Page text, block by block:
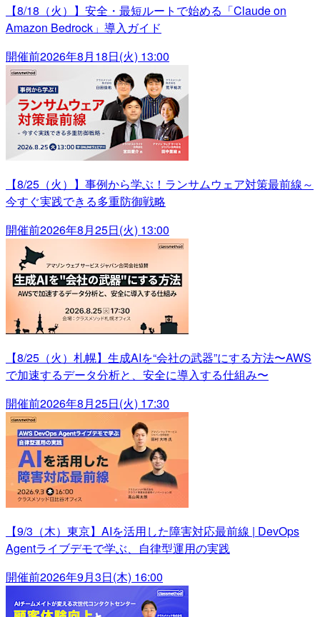
【8/18（火）】安全・最短ルートで始める「Claude on
Amazon Bedrock」導入ガイド
開催前2026年8月18日(火) 13:00
【8/25（火）】事例から学ぶ！ランサムウェア対策最前線～
今すぐ実践できる多重防御戦略
開催前2026年8月25日(火) 13:00
【8/25（火）札幌】生成AIを“会社の武器”にする方法〜AWS
で加速するデータ分析と、安全に導入する仕組み〜
開催前2026年8月25日(火) 17:30
【9/3（木）東京】AIを活用した障害対応最前線 | DevOps
Agentライブデモで学ぶ、自律型運用の実践
開催前2026年9月3日(木) 16:00